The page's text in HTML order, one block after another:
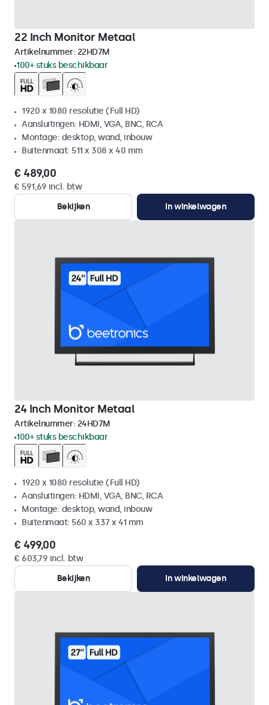
22 Inch Monitor Metaal
Artikelnummer: 22HD7M
100+ stuks beschikbaar
1920 x 1080 resolutie (Full HD)
Aansluitingen: HDMI, VGA, BNC, RCA
Montage: desktop, wand, inbouw
Buitenmaat: 511 x 308 x 40 mm
€ 489,00
€ 591,69 incl. btw
Bekijken
In winkelwagen
24 Inch Monitor Metaal
Artikelnummer: 24HD7M
100+ stuks beschikbaar
1920 x 1080 resolutie (Full HD)
Aansluitingen: HDMI, VGA, BNC, RCA
Montage: desktop, wand, inbouw
Buitenmaat: 560 x 337 x 41 mm
€ 499,00
€ 603,79 incl. btw
Bekijken
In winkelwagen